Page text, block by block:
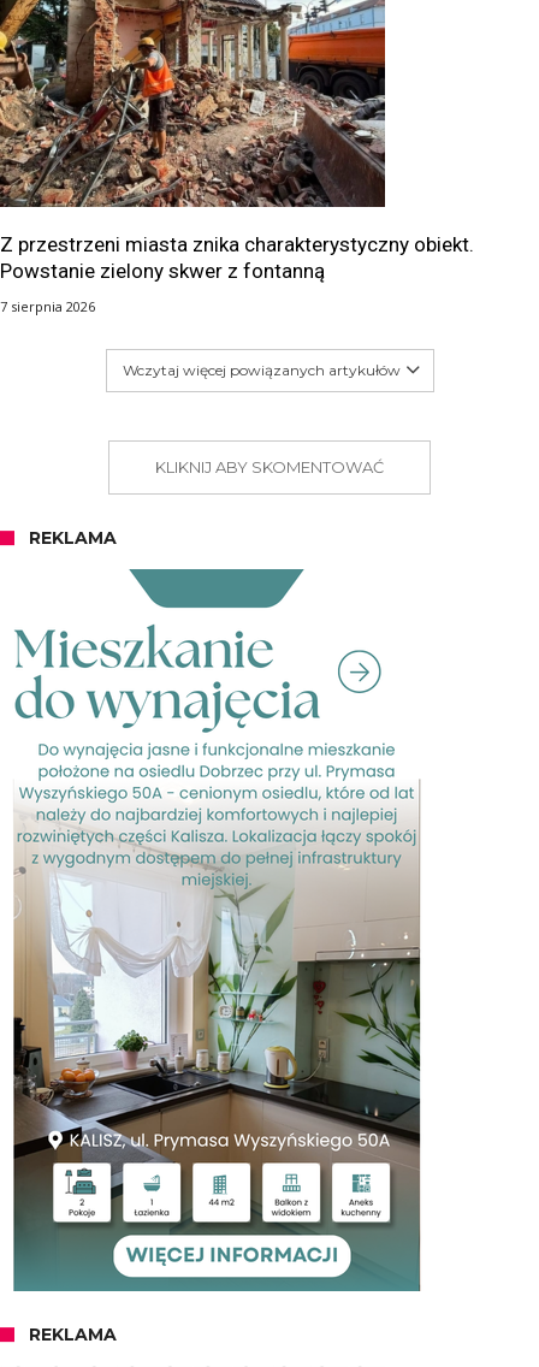
Z przestrzeni miasta znika charakterystyczny obiekt.
Powstanie zielony skwer z fontanną
7 sierpnia 2026
Wczytaj więcej powiązanych artykułów
KLIKNIJ ABY SKOMENTOWAĆ
REKLAMA
REKLAMA